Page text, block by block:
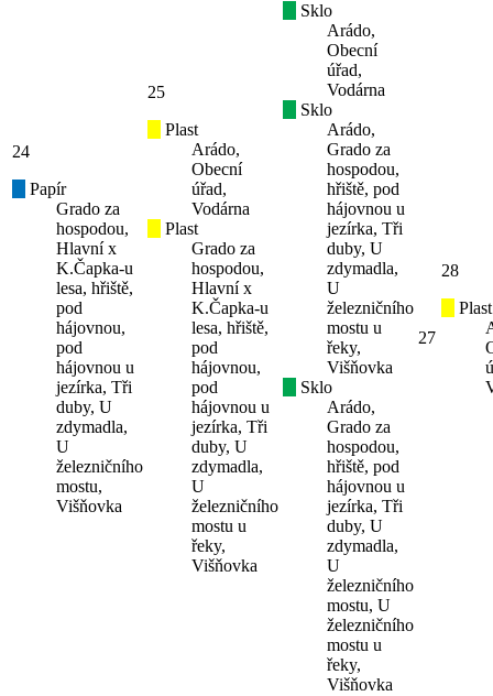
24
Papír
Grado za
hospodou,
Hlavní x
K.Čapka-u
lesa, hřiště,
pod
hájovnou,
pod
hájovnou u
jezírka, Tři
duby, U
zdymadla,
U
železničního
mostu,
Višňovka
25
Plast
Arádo,
Obecní
úřad,
Vodárna
Plast
Grado za
hospodou,
Hlavní x
K.Čapka-u
lesa, hřiště,
pod
hájovnou,
pod
hájovnou u
jezírka, Tři
duby, U
zdymadla,
U
železničního
mostu u
řeky,
Višňovka
Sklo
Arádo,
Obecní
úřad,
Vodárna
Sklo
Arádo,
Grado za
hospodou,
hřiště, pod
hájovnou u
jezírka, Tři
duby, U
zdymadla,
U
železničního
mostu u
řeky,
Višňovka
Sklo
Arádo,
Grado za
hospodou,
hřiště, pod
hájovnou u
jezírka, Tři
duby, U
zdymadla,
U
železničního
mostu, U
železničního
mostu u
řeky,
Višňovka
27
28
Plast